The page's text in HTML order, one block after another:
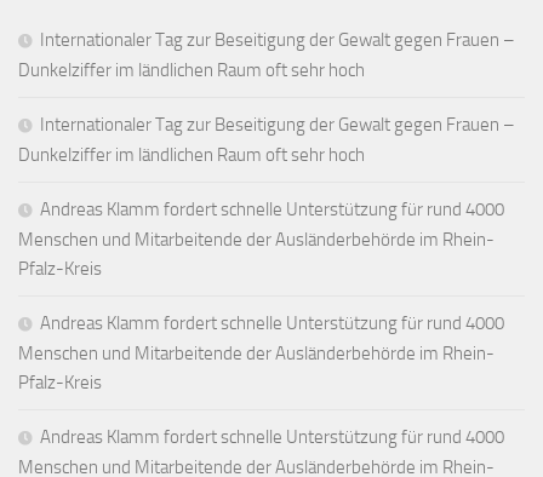
Internationaler Tag zur Beseitigung der Gewalt gegen Frauen –
Dunkelziffer im ländlichen Raum oft sehr hoch
Internationaler Tag zur Beseitigung der Gewalt gegen Frauen –
Dunkelziffer im ländlichen Raum oft sehr hoch
Andreas Klamm fordert schnelle Unterstützung für rund 4000
Menschen und Mitarbeitende der Ausländerbehörde im Rhein-
Pfalz-Kreis
Andreas Klamm fordert schnelle Unterstützung für rund 4000
Menschen und Mitarbeitende der Ausländerbehörde im Rhein-
Pfalz-Kreis
Andreas Klamm fordert schnelle Unterstützung für rund 4000
Menschen und Mitarbeitende der Ausländerbehörde im Rhein-